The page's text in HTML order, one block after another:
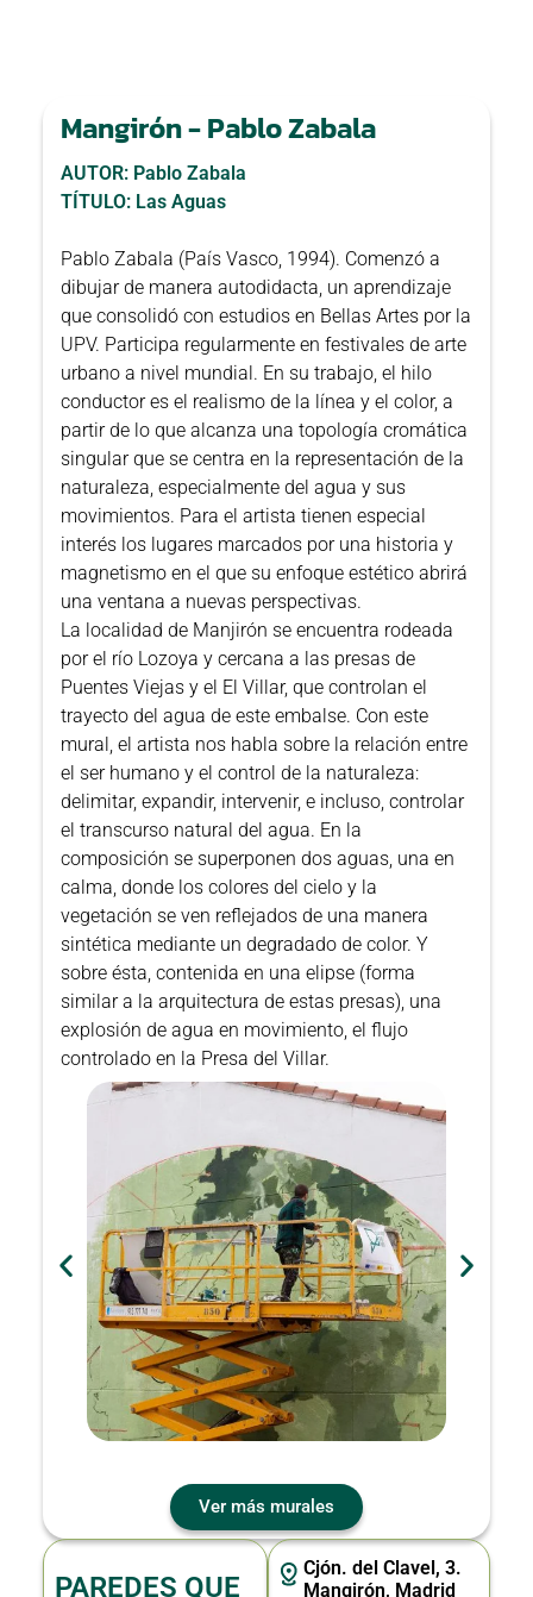
Mangirón - Pablo Zabala
AUTOR: Pablo Zabala
TÍTULO: Las Aguas
Pablo Zabala (País Vasco, 1994). Comenzó a
dibujar de manera autodidacta, un aprendizaje
que consolidó con estudios en Bellas Artes por la
UPV. Participa regularmente en festivales de arte
urbano a nivel mundial. En su trabajo, el hilo
conductor es el realismo de la línea y el color, a
partir de lo que alcanza una topología cromática
singular que se centra en la representación de la
naturaleza, especialmente del agua y sus
movimientos. Para el artista tienen especial
interés los lugares marcados por una historia y
magnetismo en el que su enfoque estético abrirá
una ventana a nuevas perspectivas.
La localidad de Manjirón se encuentra rodeada
por el río Lozoya y cercana a las presas de
Puentes Viejas y el El Villar, que controlan el
trayecto del agua de este embalse. Con este
mural, el artista nos habla sobre la relación entre
el ser humano y el control de la naturaleza:
delimitar, expandir, intervenir, e incluso, controlar
el transcurso natural del agua. En la
composición se superponen dos aguas, una en
calma, donde los colores del cielo y la
vegetación se ven reflejados de una manera
sintética mediante un degradado de color. Y
sobre ésta, contenida en una elipse (forma
similar a la arquitectura de estas presas), una
explosión de agua en movimiento, el flujo
controlado en la Presa del Villar.
Ver más murales
PAREDES QUE
Cjón. del Clavel, 3.
Mangirón, Madrid